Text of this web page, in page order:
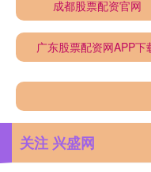
成都股票配资官网
广东股票配资网APP下载
关注 兴盛网